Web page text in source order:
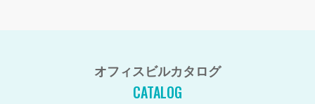
オフィスビルカタログ
CATALOG